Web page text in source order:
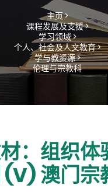
主页 >
课程发展及支援 >
学习领域 >
个人、社会及人文教育 >
学与教资源 >
伦理与宗教科
：组织体
(V) 澳门宗